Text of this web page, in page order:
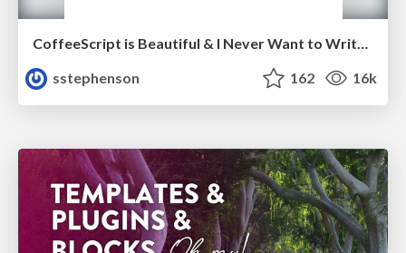
CoffeeScript is Beautiful & I Never Want to Write Plain JavaScript Again
sstephenson
162 16k